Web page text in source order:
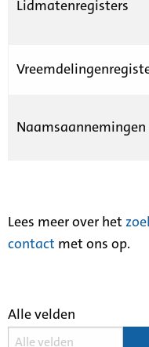
Lidmatenregisters
Naamsaannemingen
Lees meer over het
contact met ons op.
Alle velden